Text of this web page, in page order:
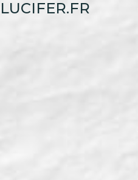
LUCIFER.FR